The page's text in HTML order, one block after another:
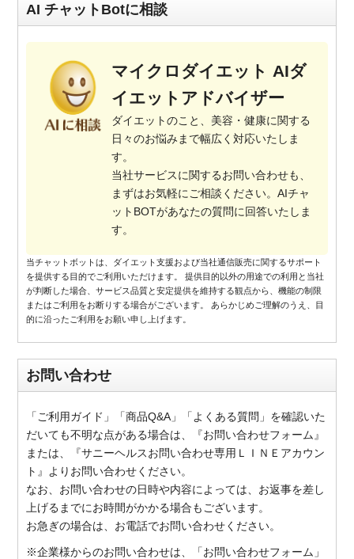
AI チャットBotに相談
マイクロダイエット AIダ
イエットアドバイザー
ダイエットのこと、美容・健康に関する
日々のお悩みまで幅広く対応いたしま
す。
当社サービスに関するお問い合わせも、
まずはお気軽にご相談ください。AIチャ
ットBOTがあなたの質問に回答いたしま
す。
当チャットボットは、ダイエット支援および当社通信販売に関するサポート
を提供する目的でご利用いただけます。 提供目的以外の用途での利用と当社
が判断した場合、サービス品質と安定提供を維持する観点から、機能の制限
またはご利用をお断りする場合がございます。 あらかじめご理解のうえ、目
的に沿ったご利用をお願い申し上げます。
お問い合わせ
「ご利用ガイド」「商品Q&A」「よくある質問」を確認いた
だいても不明な点がある場合は、『お問い合わせフォーム』
または、『サニーヘルスお問い合わせ専用ＬＩＮＥアカウン
ト』よりお問い合わせください。
なお、お問い合わせの日時や内容によっては、お返事を差し
上げるまでにお時間がかかる場合もございます。
お急ぎの場合は、お電話でお問い合わせください。
※企業様からのお問い合わせは、「お問い合わせフォーム」